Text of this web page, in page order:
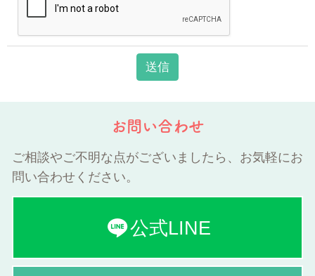
お問い合わせ
ご相談やご不明な点がございましたら、お気軽にお
問い合わせください。
公式LINE